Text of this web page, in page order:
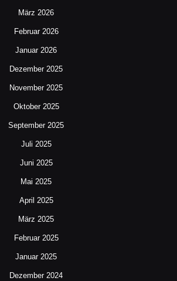
März 2026
Februar 2026
Januar 2026
Dezember 2025
November 2025
Oktober 2025
September 2025
Juli 2025
Juni 2025
Mai 2025
April 2025
März 2025
Februar 2025
Januar 2025
Dezember 2024